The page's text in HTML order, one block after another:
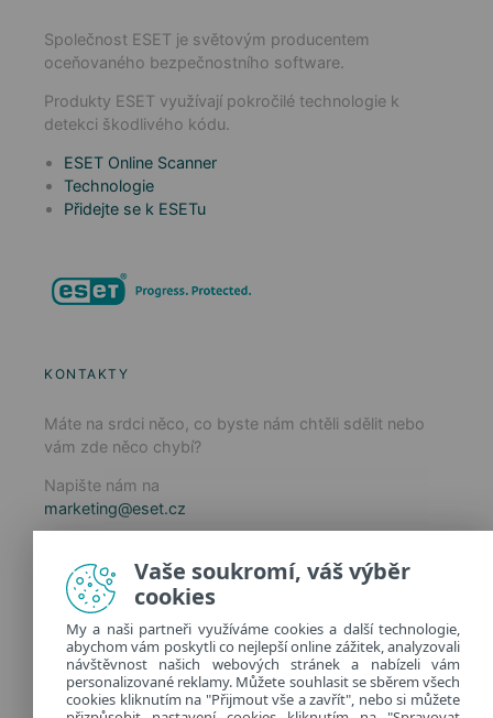
Společnost ESET je světovým producentem
oceňovaného bezpečnostního software.
Produkty ESET využívají pokročilé technologie k
detekci škodlivého kódu.
ESET Online Scanner
Technologie
Přidejte se k ESETu
KONTAKTY
Máte na srdci něco, co byste nám chtěli sdělit nebo
vám zde něco chybí?
Napište nám na
marketing@eset.cz
Zásady ochrany osobních údajů
Spravovat cookies
Provozuje:
ESET software spol. s r.o.
Classic 7 Business Park, Jankovcova 1037/49
170 00 Praha 7, Česká republika
Vaše soukromí, váš výběr
cookies
My a naši partneři využíváme cookies a další technologie,
abychom vám poskytli co nejlepší online zážitek, analyzovali
návštěvnost našich webových stránek a nabízeli vám
personalizované reklamy. Můžete souhlasit se sběrem všech
cookies kliknutím na "Přijmout vše a zavřít", nebo si můžete